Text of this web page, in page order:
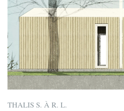
THALIS S. À R. L.